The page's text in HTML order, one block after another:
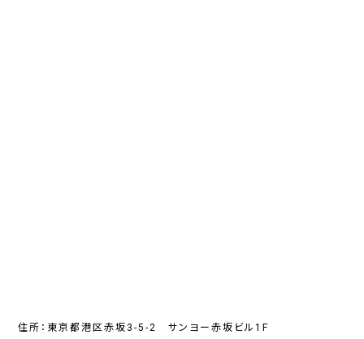
住所：東京都港区赤坂3-5-2 サンヨー赤坂ビル1F